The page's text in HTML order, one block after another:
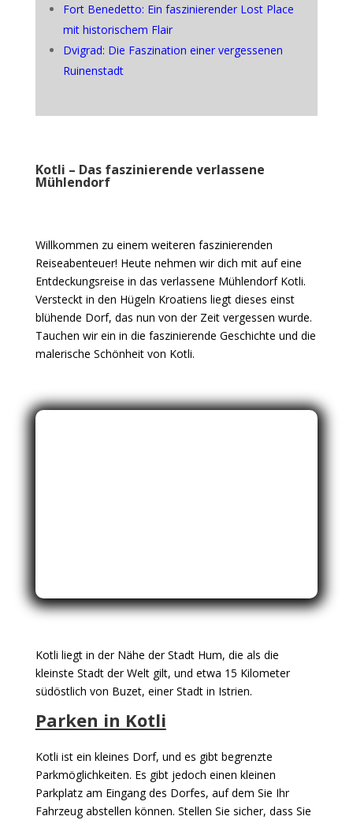
Fort Benedetto: Ein faszinierender Lost Place
mit historischem Flair
Dvigrad: Die Faszination einer vergessenen
Ruinenstadt
Kotli – Das faszinierende verlassene
Mühlendorf
Willkommen zu einem weiteren faszinierenden
Reiseabenteuer! Heute nehmen wir dich mit auf eine
Entdeckungsreise in das verlassene Mühlendorf Kotli.
Versteckt in den Hügeln Kroatiens liegt dieses einst
blühende Dorf, das nun von der Zeit vergessen wurde.
Tauchen wir ein in die faszinierende Geschichte und die
malerische Schönheit von Kotli.
Kotli liegt in der Nähe der Stadt Hum, die als die
kleinste Stadt der Welt gilt, und etwa 15 Kilometer
südöstlich von Buzet, einer Stadt in Istrien.
Parken in Kotli
Kotli ist ein kleines Dorf, und es gibt begrenzte
Parkmöglichkeiten. Es gibt jedoch einen kleinen
Parkplatz am Eingang des Dorfes, auf dem Sie Ihr
Fahrzeug abstellen können. Stellen Sie sicher, dass Sie